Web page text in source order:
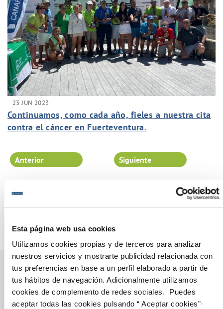
Esta página web usa cookies
Utilizamos cookies propias y de terceros para analizar
nuestros servicios y mostrarte publicidad relacionada con
tus preferencias en base a un perfil elaborado a partir de
tus hábitos de navegación. Adicionalmente utilizamos
cookies de complemento de redes sociales. Puedes
aceptar todas las cookies pulsando “ Aceptar cookies”·
23 JUN 2023
Continuamos, como cada año, fieles a nuestra cita
contra el cáncer en Fuerteventura.
Página 10 de 102
Anterior Siguiente
Gestiones Online